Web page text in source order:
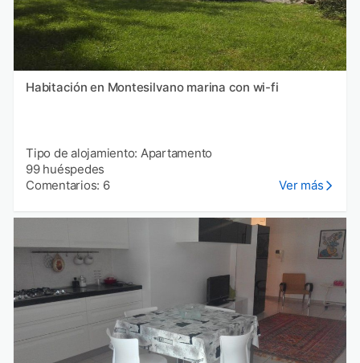
Habitación en Montesilvano marina con wi-fi
Tipo de alojamiento: Apartamento
99 huéspedes
Comentarios: 6
Ver más